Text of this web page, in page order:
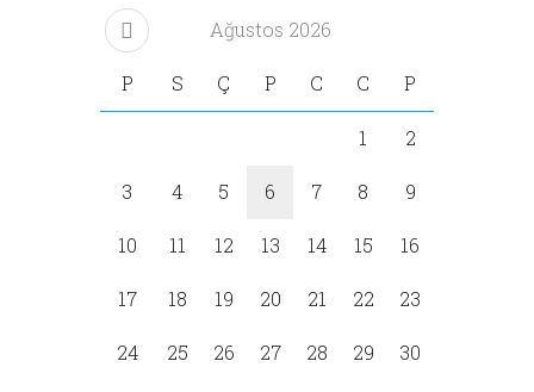
Ağustos 2026
P S Ç P C C P
1 2
3 4 5 6 7 8 9
10 11 12 13 14 15 16
17 18 19 20 21 22 23
24 25 26 27 28 29 30